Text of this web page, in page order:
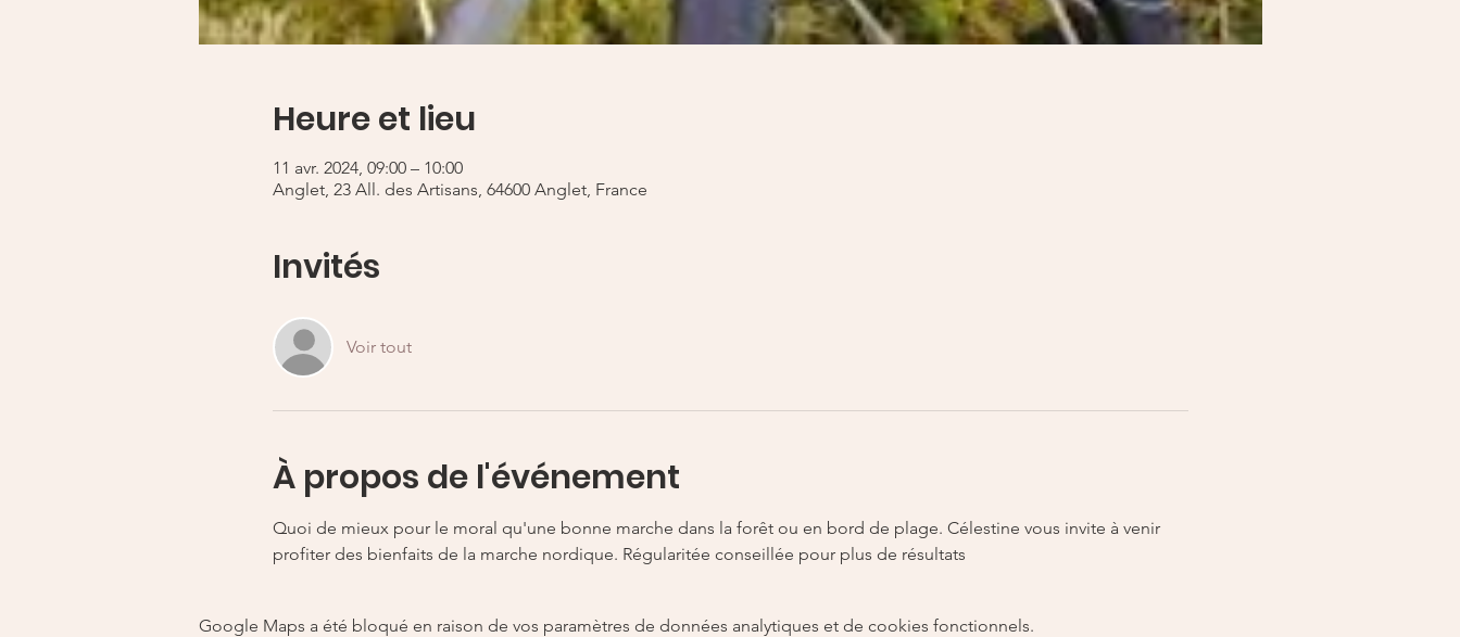
Heure et lieu
11 avr. 2024, 09:00 – 10:00
Anglet, 23 All. des Artisans, 64600 Anglet, France
Invités
Voir tout
À propos de l'événement
Quoi de mieux pour le moral qu'une bonne marche dans la forêt ou en bord de plage. Célestine vous invite à venir
profiter des bienfaits de la marche nordique. Régularitée conseillée pour plus de résultats
Google Maps a été bloqué en raison de vos paramètres de données analytiques et de cookies fonctionnels.